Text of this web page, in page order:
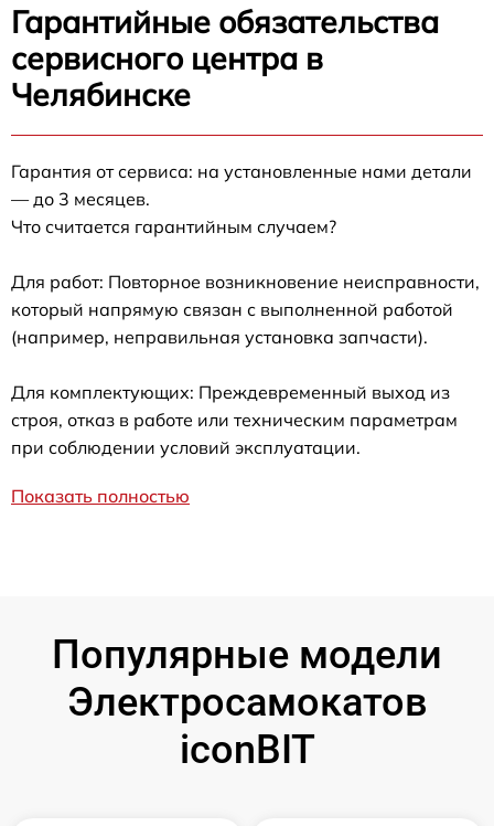
Гарантийные обязательства
сервисного центра в
Челябинске
Гарантия от сервиса: на установленные нами детали
— до 3 месяцев.
Что считается гарантийным случаем?
Для работ: Повторное возникновение неисправности,
который напрямую связан с выполненной работой
(например, неправильная установка запчасти).
Для комплектующих: Преждевременный выход из
строя, отказ в работе или техническим параметрам
при соблюдении условий эксплуатации.
Показать полностью
Популярные модели
Электросамокатов
iconBIT